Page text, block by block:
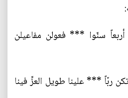
سنّوا *** فعولن مفاعيلن
ربّاً *** علينا طويل العزِّ فينا